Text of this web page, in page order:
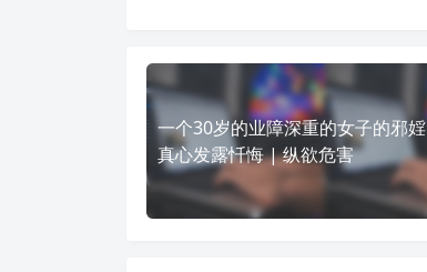
一个30岁的业障深重的女子的邪婬
真心发露忏悔 | 纵欲危害